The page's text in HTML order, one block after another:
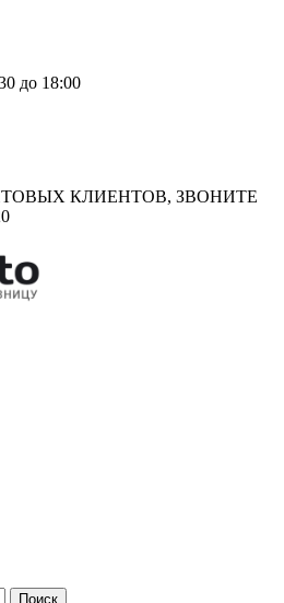
до 18:00
КЛИЕНТОВ, ЗВОНИТЕ